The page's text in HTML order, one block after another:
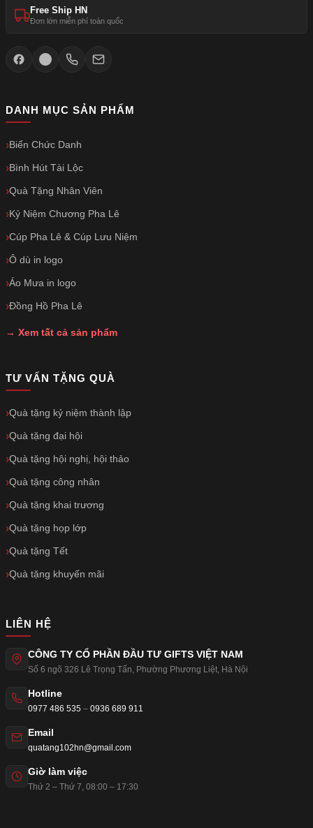
Free Ship HN
Đơn lớn miễn phí toàn quốc
DANH MỤC SẢN PHẨM
Biển Chức Danh
Bình Hút Tài Lộc
Quà Tặng Nhân Viên
Kỷ Niệm Chương Pha Lê
Cúp Pha Lê & Cúp Lưu Niệm
Ô dù in logo
Áo Mưa in logo
Đồng Hồ Pha Lê
→ Xem tất cả sản phẩm
TƯ VẤN TẶNG QUÀ
Quà tặng kỷ niệm thành lập
Quà tặng đại hội
Quà tặng hội nghị, hội thảo
Quà tặng công nhân
Quà tặng khai trương
Quà tặng họp lớp
Quà tặng Tết
Quà tặng khuyến mãi
LIÊN HỆ
CÔNG TY CỔ PHẦN ĐẦU TƯ GIFTS VIỆT NAM
Số 6 ngõ 326 Lê Trọng Tấn, Phường Phương Liệt, Hà Nội
Hotline
0977 486 535 – 0936 689 911
Email
quatang102hn@gmail.com
Giờ làm việc
Thứ 2 – Thứ 7, 08:00 – 17:30